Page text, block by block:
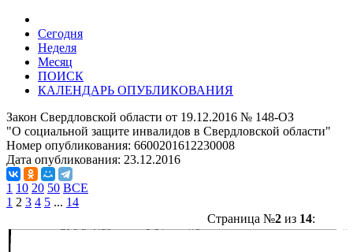
Сегодня
Неделя
Месяц
ПОИСК
КАЛЕНДАРЬ ОПУБЛИКОВАНИЯ
Закон Свердловской области от 19.12.2016 № 148-ОЗ
"О социальной защите инвалидов в Свердловской области"
Номер опубликования: 6600201612230008
Дата опубликования: 23.12.2016
1 10 20 50 ВСЕ
1 2 3 4 5 ... 14
Страница №2из 14: